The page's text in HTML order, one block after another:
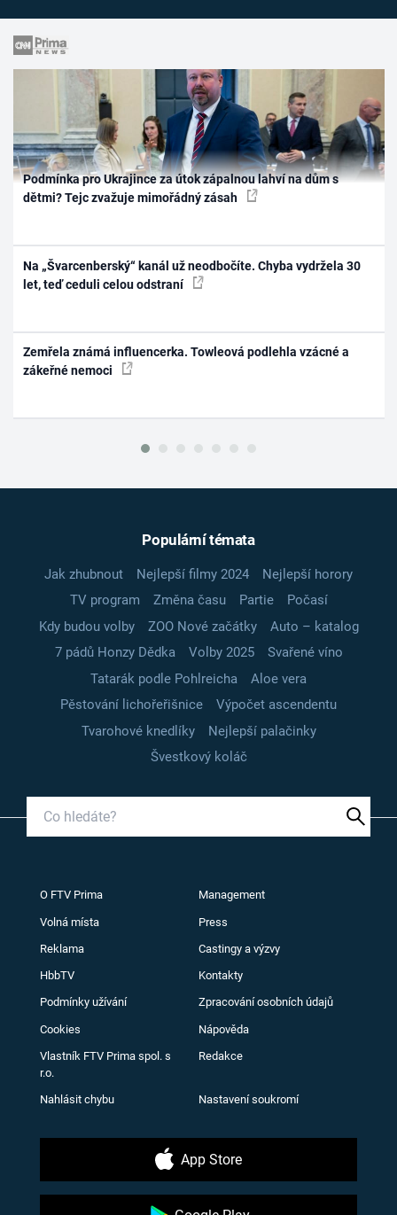
Podmínka pro Ukrajince za útok zápalnou lahví na dům s
dětmi? Tejc zvažuje mimořádný zásah
Na „Švarcenberský“ kanál už neodbočíte. Chyba vydržela 30
let, teď ceduli celou odstraní
Zemřela známá influencerka. Towleová podlehla vzácné a
zákeřné nemoci
Populární témata
Jak zhubnout Nejlepší filmy 2024
Nejlepší horory
TV program
Změna času Partie
Počasí
Kdy budou volby
ZOO Nové začátky
Auto – katalog
7 pádů Honzy Dědka
Volby 2025
Svařené víno
Tatarák podle Pohlreicha
Aloe vera
Pěstování lichořeřišnice
Výpočet ascendentu
Tvarohové knedlíky
Nejlepší palačinky
Švestkový koláč
O FTV Prima Management
Volná místa Press
Reklama Castingy a výzvy
HbbTV Kontakty
Podmínky užívání Zpracování osobních údajů
Cookies Nápověda
Vlastník FTV Prima spol. s
r.o.
Redakce
Nahlásit chybu Nastavení soukromí
App Store